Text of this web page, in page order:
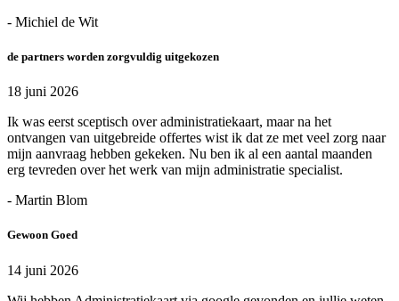
- Michiel de Wit
de partners worden zorgvuldig uitgekozen
18 juni 2026
Ik was eerst sceptisch over administratiekaart, maar na het
ontvangen van uitgebreide offertes wist ik dat ze met veel zorg naar
mijn aanvraag hebben gekeken. Nu ben ik al een aantal maanden
erg tevreden over het werk van mijn administratie specialist.
- Martin Blom
Gewoon Goed
14 juni 2026